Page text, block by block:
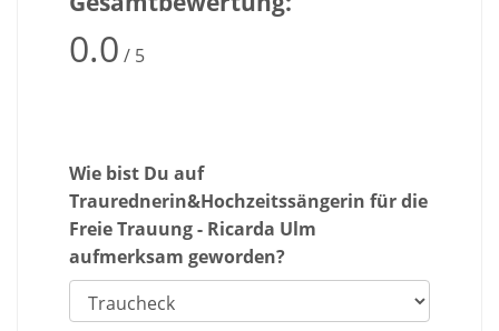
0.0 / 5
Wie bist Du auf
Traurednerin&Hochzeitssängerin für die
Freie Trauung - Ricarda Ulm
aufmerksam geworden?